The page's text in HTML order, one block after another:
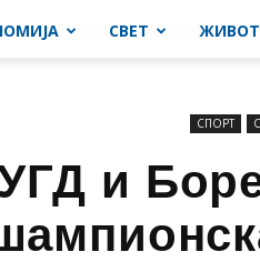
СВЕТ ЖИВОТ
СПОРТ
и